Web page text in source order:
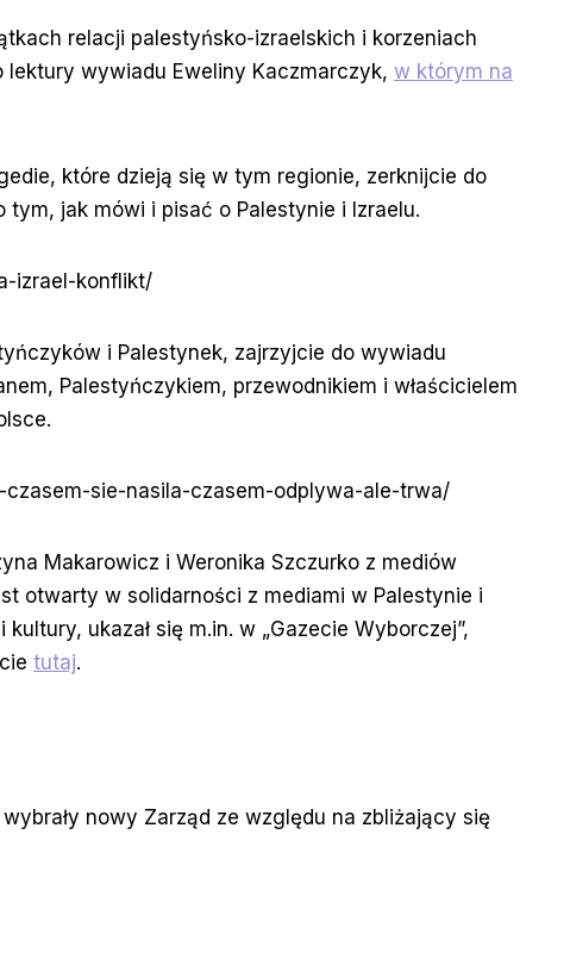
relacji palestyńsko-izraelskich i korzeniach
wywiadu Eweliny Kaczmarczyk, w którym na
które dzieją się w tym regionie, zerknijcie do
jak mówi i pisać o Palestynie i Izraelu.
izrael-konflikt/
i Palestynek, zajrzyjcie do wywiadu
Palestyńczykiem, przewodnikiem i właścicielem
sie-nasila-czasem-odplywa-ale-trwa/
Makarowicz i Weronika Szczurko z mediów
otwarty w solidarności z mediami w Palestynie i
ukazał się m.in. w „Gazecie Wyborczej”,
tutaj.
nowy Zarząd ze względu na zbliżający się